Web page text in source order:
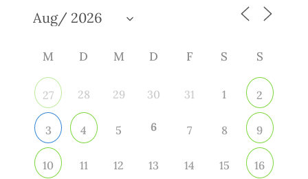
M D M D F S S
27 28 29 30 31 1 2
3 4 5 6 7 8 9
10 11 12 13 14 15 16